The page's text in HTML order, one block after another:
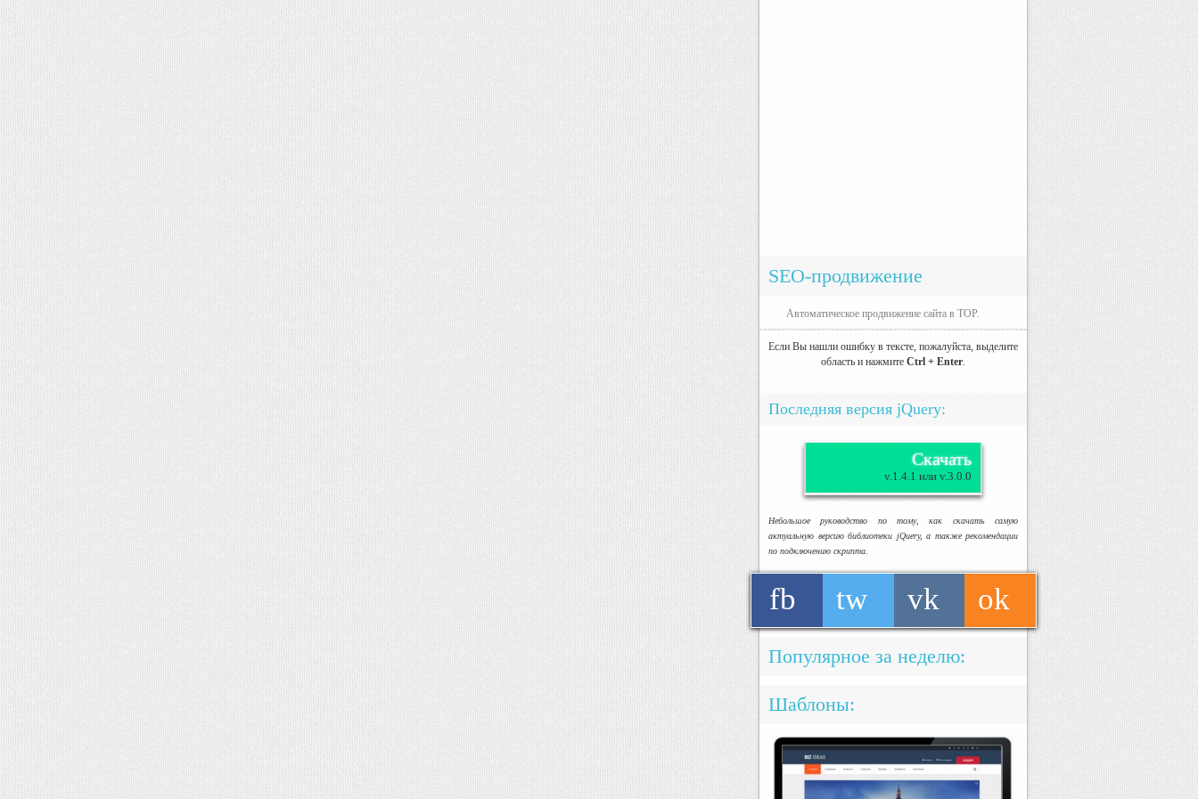
SEO-продвижение
Автоматическое продвижение сайта в TOP.
Если Вы нашли ошибку в тексте, пожалуйста, выделите
область и нажмите Ctrl + Enter.
Последняя версия jQuery:
Скачать
v.1.4.1 или v.3.0.0
Небольшое руководство по тому, как скачать самую
актуальную версию библиотеки jQuery, а также рекомендации
по подключению скрипта.
fb tw vk ok
Популярное за неделю:
Шаблоны: